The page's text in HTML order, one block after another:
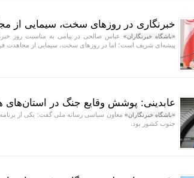
خبرنگاری در روزهای سخت، سیمایی از
«باشگاه خبرنگاران»عباس صالحی در پیامی به مناسبت روز
پیشه‌ای شریف است؛ اما در روزهای سخت، سیمایی از مجاهدت
عابدینی: پوشش وقایع جنگ در استان‌های
«باشگاه خبرنگاران» معاون سیاسی رسانه ملی گفت: یکی از
جنوب کشور بود.